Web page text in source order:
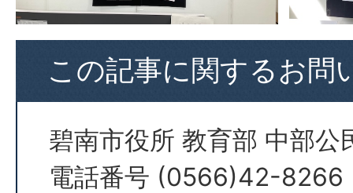
この記事に関するお問
碧南市役所 教育部 中部公
電話番号 (0566)42-8266